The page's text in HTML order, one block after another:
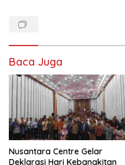
Baca Juga
Nusantara Centre Gelar
Deklarasi Hari Kebangkitan